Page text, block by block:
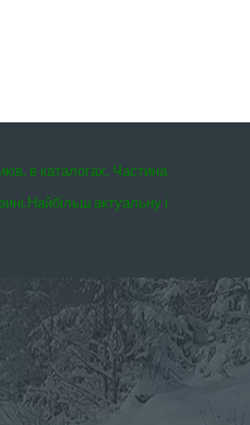
в каталогах. Частина
Найбільш актуальну і